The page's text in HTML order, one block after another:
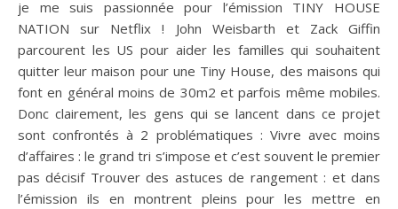
je me suis passionnée pour l’émission TINY HOUSE
NATION sur Netflix ! John Weisbarth et Zack Giffin
parcourent les US pour aider les familles qui souhaitent
quitter leur maison pour une Tiny House, des maisons qui
font en général moins de 30m2 et parfois même mobiles.
Donc clairement, les gens qui se lancent dans ce projet
sont confrontés à 2 problématiques : Vivre avec moins
d’affaires : le grand tri s’impose et c’est souvent le premier
pas décisif Trouver des astuces de rangement : et dans
l’émission ils en montrent pleins pour les mettre en